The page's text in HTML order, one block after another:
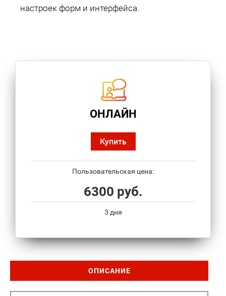
настроек форм и интерфейса.
ОНЛАЙН
Купить
Пользовательская цена:
6300 руб.
3 дня
ОПИСАНИЕ